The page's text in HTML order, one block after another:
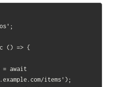
() => {
items');